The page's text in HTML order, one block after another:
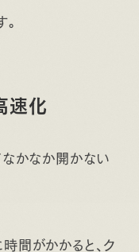
速化
なかなか開かない
間がかかると、ク